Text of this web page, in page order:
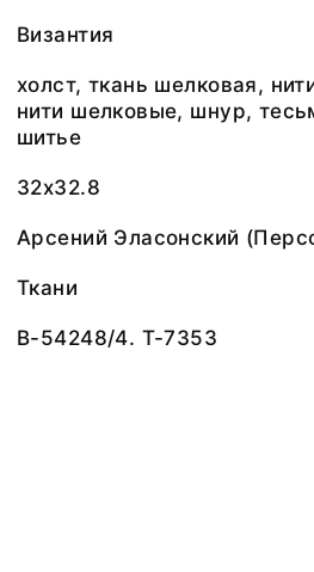
Византия
холст, ткань шелковая,
нити шелковые, шнур,
шитье
32x32.8
Арсений Эласонский
Ткани
В-54248/4. Т-7353